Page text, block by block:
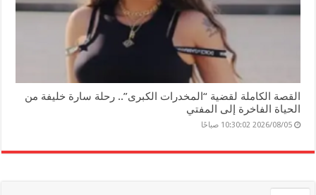
القصة الكاملة لقضية “المخدرات الكبرى”.. رحلة سارة خليفة من
الحياة الفاخرة إلى المفتي
2026/08/05 10:30:02 صباحًا